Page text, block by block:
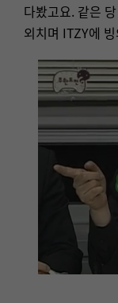
다봤고요. 같은
외치며 ITZY에